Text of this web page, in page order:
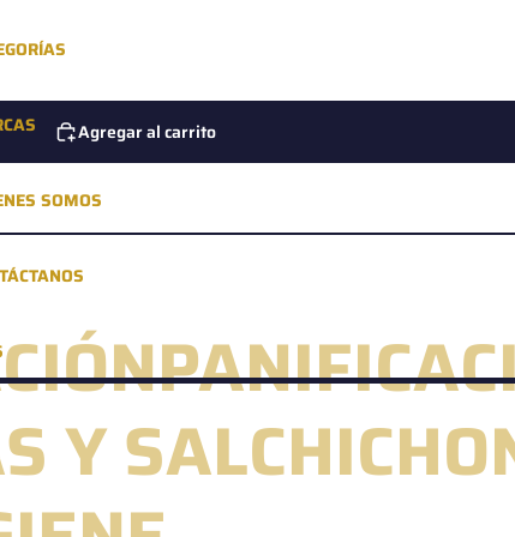
SOMOS
Agregar al carrito
Y